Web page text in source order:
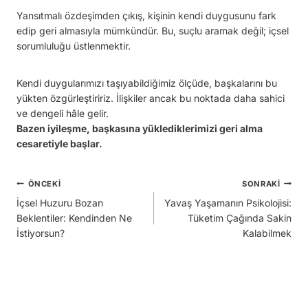
Yansıtmalı özdeşimden çıkış, kişinin kendi duygusunu fark
edip geri almasıyla mümkündür. Bu, suçlu aramak değil; içsel
sorumluluğu üstlenmektir.
Kendi duygularımızı taşıyabildiğimiz ölçüde, başkalarını bu
yükten özgürleştiririz. İlişkiler ancak bu noktada daha sahici
ve dengeli hâle gelir.
Bazen iyileşme, başkasına yüklediklerimizi geri alma
cesaretiyle başlar.
Yazı
gezinmesi
ÖNCEKI
İçsel Huzuru Bozan
Beklentiler: Kendinden Ne
İstiyorsun?
SONRAKI
Yavaş Yaşamanın Psikolojisi:
Tüketim Çağında Sakin
Kalabilmek